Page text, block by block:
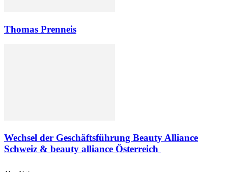
Thomas Prenneis
Wechsel der Geschäftsführung Beauty Alliance
Schweiz & beauty alliance Österreich